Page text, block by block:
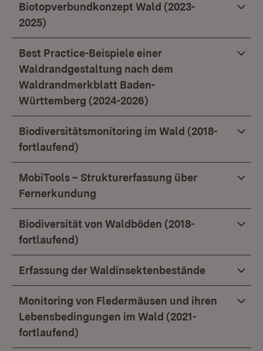
Biotopverbundkonzept Wald (2023-
2025)
Best Practice-Beispiele einer
Waldrandgestaltung nach dem
Waldrandmerkblatt Baden-
Württemberg (2024-2026)
Biodiversitätsmonitoring im Wald (2018-
fortlaufend)
MobiTools – Strukturerfassung über
Fernerkundung
Biodiversität von Waldböden (2018-
fortlaufend)
Erfassung der Waldinsektenbestände
Monitoring von Fledermäusen und ihren
Lebensbedingungen im Wald (2021-
fortlaufend)